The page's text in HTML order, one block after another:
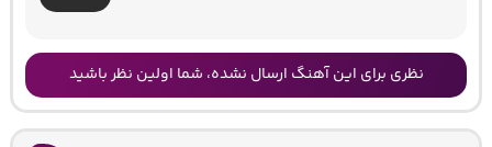
نظری برای این آهنگ ارسال نشده، شما اولین نظر باشید